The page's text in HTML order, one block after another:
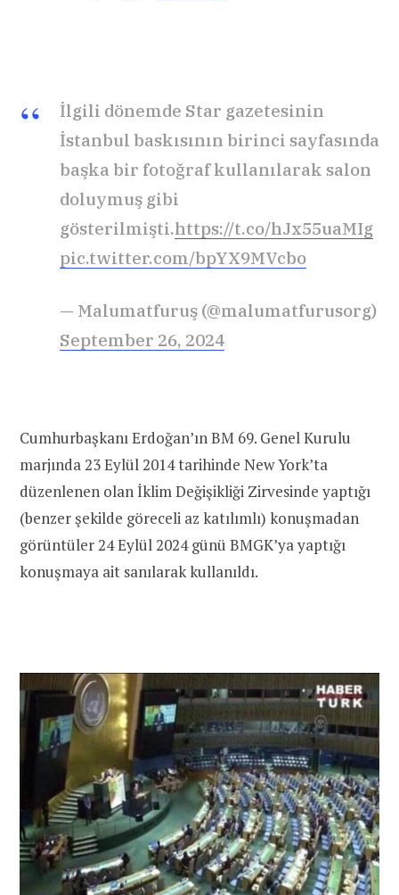
İlgili dönemde Star gazetesinin
İstanbul baskısının birinci sayfasında
başka bir fotoğraf kullanılarak salon
doluymuş gibi
gösterilmişti.https://t.co/hJx55uaMIg
pic.twitter.com/bpYX9MVcbo
— Malumatfuruş (@malumatfurusorg)
September 26, 2024
Cumhurbaşkanı Erdoğan’ın BM 69. Genel Kurulu
marjında 23 Eylül 2014 tarihinde New York’ta
düzenlenen olan İklim Değişikliği Zirvesinde yaptığı
(benzer şekilde göreceli az katılımlı) konuşmadan
görüntüler 24 Eylül 2024 günü BMGK’ya yaptığı
konuşmaya ait sanılarak kullanıldı.